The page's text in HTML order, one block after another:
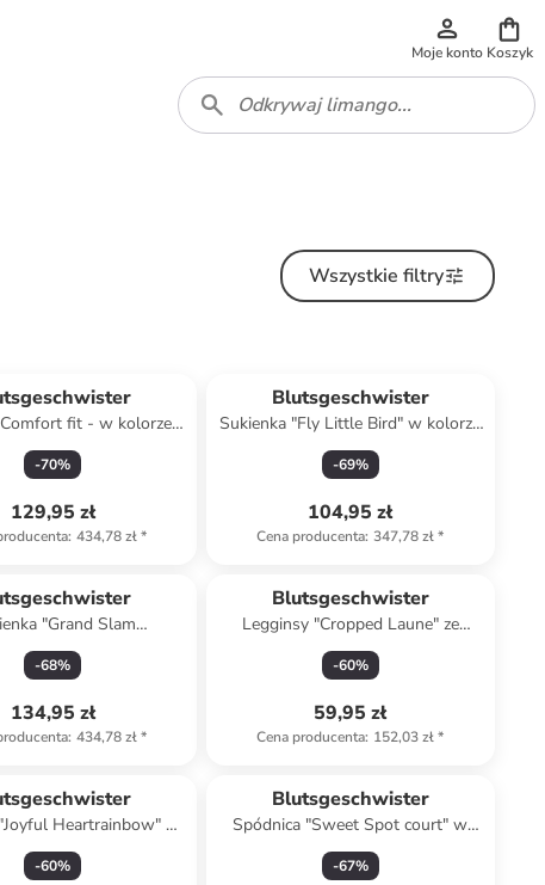
Moje konto Koszyk
Wszystkie filtry
fit - w kolorze
żółtym
-70%
129,95 zł
: 434,78 zł*
Blutsgeschwister
Sukienka "Fly Little Bird" w kolorze
czerwono-białym
-69%
104,95 zł
Cena producenta: 347,78 zł*
"Grand Slam
w kolorze zielonym
-68%
134,95 zł
: 434,78 zł*
Blutsgeschwister
Legginsy "Cropped Laune" ze
wzorem
-60%
59,95 zł
Cena producenta: 152,03 zł*
Heartrainbow" w
pomarańczowo-
różowym
-60%
Blutsgeschwister
Spódnica "Sweet Spot court" w
kolorze zielonym
-67%